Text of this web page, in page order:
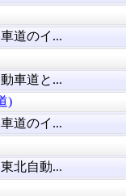
道のイ...
車道と...
)
道のイ...
北自動...